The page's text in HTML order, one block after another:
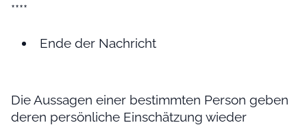
****
Ende der Nachricht
Die Aussagen einer bestimmten Person geben
deren persönliche Einschätzung wieder